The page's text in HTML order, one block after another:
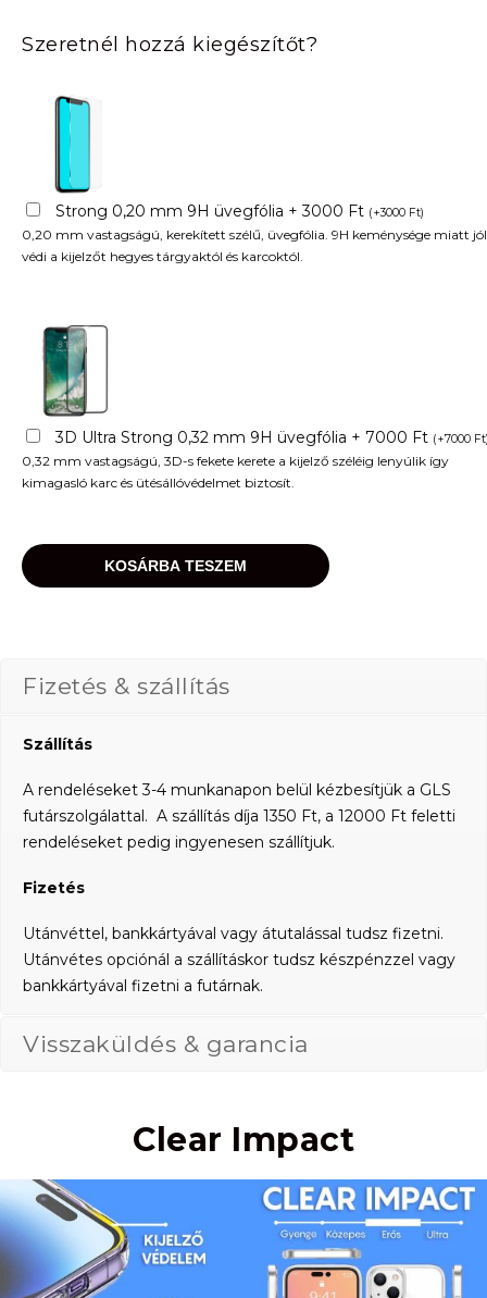
was:
5990 Ft.
is:
4490 Ft.
Szeretnél hozzá kiegészítőt?
Strong 0,20 mm 9H üvegfólia + 3000 Ft (+3000 Ft)
0,20 mm vastagságú, kerekített szélű, üvegfólia. 9H keménysége miatt jól
védi a kijelzőt hegyes tárgyaktól és karcoktól.
3D Ultra Strong 0,32 mm 9H üvegfólia + 7000 Ft (+7000 Ft
0,32 mm vastagságú, 3D-s fekete kerete a kijelző széléig lenyúlik így
kimagasló karc és ütésállóvédelmet biztosít.
KOSÁRBA TESZEM
Fizetés & szállítás
Szállítás
A rendeléseket 3-4 munkanapon belül kézbesítjük a GLS
futárszolgálattal. A szállítás díja 1350 Ft, a 12000 Ft feletti
rendeléseket pedig ingyenesen szállítjuk.
Fizetés
Utánvéttel, bankkártyával vagy átutalással tudsz fizetni.
Utánvétes opciónál a szállításkor tudsz készpénzzel vagy
bankkártyával fizetni a futárnak.
Visszaküldés & garancia
Clear Impact